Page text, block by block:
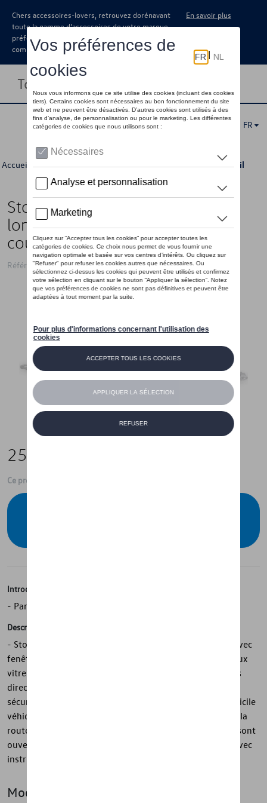
Chers accessoires-lovers, retrouvez dorénavant
toute la gamme d’accessoires de votre marque
préférée sous forme de catalogue à
commander auprès de votre concessionaire.
En savoir plus
Toggle navigation
FR
Accueil >Catalogue Volkswagen >Accessoires divers > Détail
Store, 7 parties, véhicules avec
long porte-à-faux et fenêtre
coulissante
Référence: 7T0064365C
259,00 €
Ce produit n'est actuellement pas de stock
Introduction
- Pare-soleil Volkswagen d'origine
Description
- Store pare-soleil Volkswagen d'origine - pour T7, L2, avec
fenêtre coulissante - 7 pièces - S'adapte parfaitement aux
vitres arrière - Protège l'intérieur du véhicule des rayons
directs du soleil - N'altère pas la vue du conducteur ni la
sécurité routière - Rend la visibilité à l'intérieur plus difficile
véhicule - Réduit l'éblouissement des autres usagers de la
route - Peut également être utilisé lorsque les fenêtres sont
ouvertes - Montage et démontage faciles et simples - Avec
instructions de montage détaillées
Modèle(s)